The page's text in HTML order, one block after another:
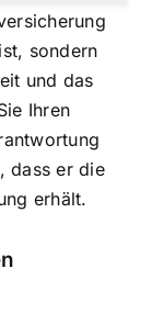
sondern
und das
Ihren
dass er die
erhält.